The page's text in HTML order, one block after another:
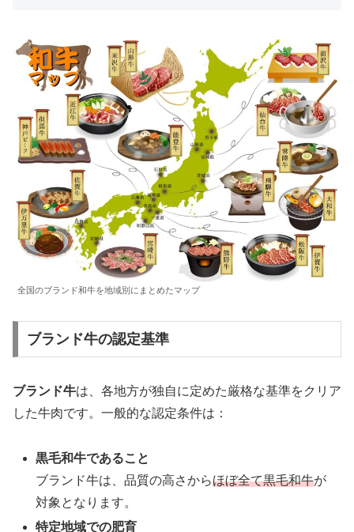
全国のブランド和牛を地域別にまとめたマップ
ブランド牛の認定基準
ブランド牛は、各地方が独自に定めた厳格な基準をクリア
した牛肉です。一般的な認定条件は：
黒毛和牛であること
ブランド牛は、品質の高さからほぼ全て黒毛和牛が
対象となります。
特定地域での肥育